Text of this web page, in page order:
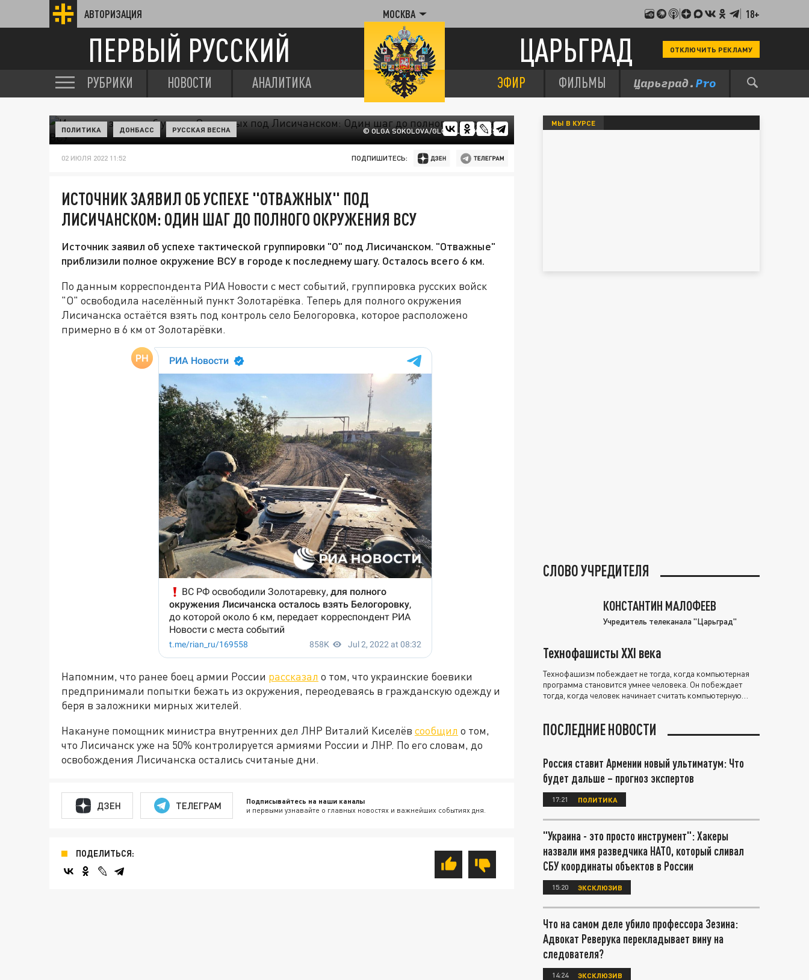
АВТОРИЗАЦИЯ МОСКВА 18+
ПЕРВЫЙ РУССКИЙ ЦАРЬГРАД ОТКЛЮЧИТЬ РЕКЛАМУ
РУБРИКИ НОВОСТИ АНАЛИТИКА ЭФИР ФИЛЬМЫ
© OLGA SOKOLOVA/GLOBALLOOKPRESS
ПОЛИТИКА ДОНБАСС РУССКАЯ ВЕСНА
02 ИЮЛЯ 2022 11:52 ПОДПИШИТЕСЬ:
ИСТОЧНИК ЗАЯВИЛ ОБ УСПЕХЕ "ОТВАЖНЫХ" ПОД
ЛИСИЧАНСКОМ: ОДИН ШАГ ДО ПОЛНОГО ОКРУЖЕНИЯ ВСУ
Источник заявил об успехе тактической группировки "О" под Лисичанском. "Отважные"
приблизили полное окружение ВСУ в городе к последнему шагу. Осталось всего 6 км.
По данным корреспондента РИА Новости с мест событий, группировка русских войск
"О" освободила населённый пункт Золотарёвка. Теперь для полного окружения
Лисичанска остаётся взять под контроль село Белогоровка, которое расположено
примерно в 6 км от Золотарёвки.
Напомним, что ранее боец армии России рассказал о том, что украинские боевики
предпринимали попытки бежать из окружения, переодеваясь в гражданскую одежду и
беря в заложники мирных жителей.
Накануне помощник министра внутренних дел ЛНР Виталий Киселёв сообщил о том,
что Лисичанск уже на 50% контролируется армиями России и ЛНР. По его словам, до
освобождения Лисичанска остались считаные дни.
ДЗЕН ТЕЛЕГРАМ Подписывайтесь на наши каналы
и первыми узнавайте о главных новостях и важнейших событиях дня.
ПОДЕЛИТЬСЯ:
МЫ В КУРСЕ
СЛОВО УЧРЕДИТЕЛЯ
КОНСТАНТИН МАЛОФЕЕВ
Учредитель телеканала "Царьград"
Технофашисты XXI века
Технофашизм побеждает не тогда, когда компьютерная
программа становится умнее человека. Он побеждает
тогда, когда человек начинает считать компьютерную
ПОСЛЕДНИЕ НОВОСТИ
Россия ставит Армении новый ультиматум: Что
будет дальше – прогноз экспертов
17:21 ПОЛИТИКА
"Украина - это просто инструмент": Хакеры
назвали имя разведчика НАТО, который сливал
СБУ координаты объектов в России
15:20 ЭКСКЛЮЗИВ
Что на самом деле убило профессора Зезина:
Адвокат Реверука перекладывает вину на
следователя?
14:24 ЭКСКЛЮЗИВ